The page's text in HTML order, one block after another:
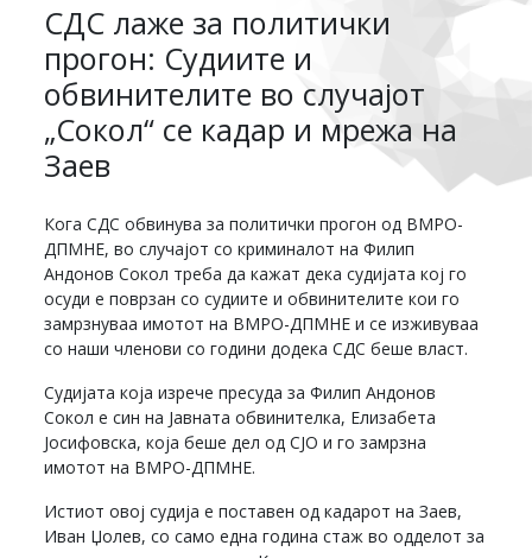
СДС лаже за политички
прогон: Судиите и
обвинителите во случајот
„Сокол“ се кадар и мрежа на
Заев
Кога СДС обвинува за политички прогон од ВМРО-
ДПМНЕ, во случајот со криминалот на Филип
Андонов Сокол треба да кажат дека судијата кој го
осуди е поврзан со судиите и обвинителите кои го
замрзнуваа имотот на ВМРО-ДПМНЕ и се изживуваа
со наши членови со години додека СДС беше власт.
Судијата која изрече пресуда за Филип Андонов
Сокол е син на Јавната обвинителка, Елизабета
Јосифовска, која беше дел од СЈО и го замрзна
имотот на ВМРО-ДПМНЕ.
Истиот овој судија е поставен од кадарот на Заев,
Иван Џолев, со само една година стаж во одделот за